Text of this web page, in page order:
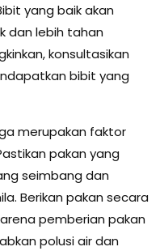
yang baik akan
dan lebih tahan
konsultasikan
bibit yang
merupakan faktor
pakan yang
seimbang dan
Berikan pakan secara
pemberian pakan
polusi air dan